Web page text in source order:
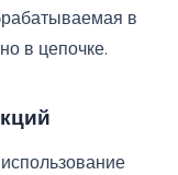
в
в цепочке.